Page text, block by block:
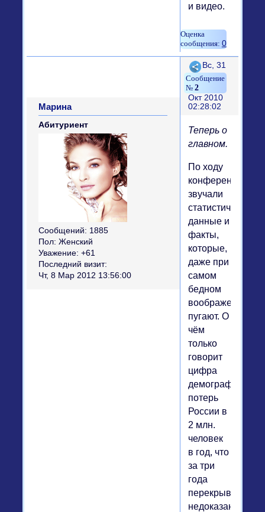
и видео.
0
Поделиться
2
Вс, 31
Окт 2010
02:28:02
Марина
Абитуриент
Сообщений: 1885
Пол: Женский
Уважение: +61
Последний визит:
Чт, 8 Мар 2012 13:56:00
Теперь о
главном.
По ходу
конференции
звучали
статистические
данные и
факты,
которые,
даже при
самом
бедном
воображении,
пугают. О
чём
только
говорит
цифра
потерь
России в
2 млн.
человек
в год, что
за три
года
перекрывает
недоказанные